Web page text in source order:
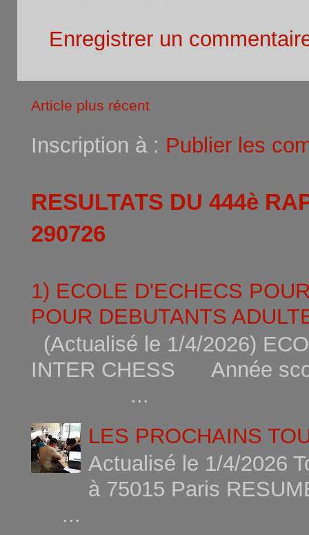
Enregistrer un
Article plus récent
Inscription à : Publier les
RESULTATS DU 444è
290726
1) ECOLE D'ECHECS
POUR DEBUTANTS
(Actualisé le 1/4/2026)
INTER CHESS Année
...
LES PROCHAINS
Actualisé le 1/4/2026
à 75015
...